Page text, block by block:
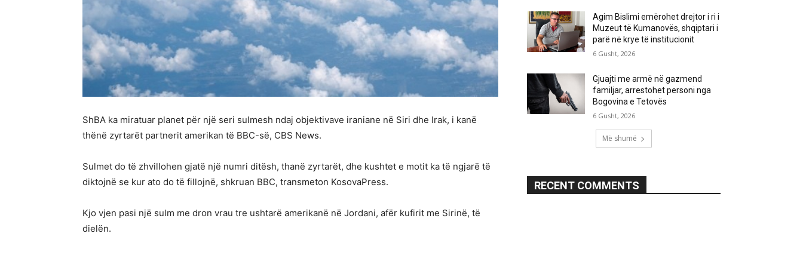
ShBA ka miratuar planet për një seri sulmesh ndaj objektivave iraniane në Siri dhe Irak, i kanë
thënë zyrtarët partnerit amerikan të BBC-së, CBS News.
Sulmet do të zhvillohen gjatë një numri ditësh, thanë zyrtarët, dhe kushtet e motit ka të ngjarë të
diktojnë se kur ato do të fillojnë, shkruan BBC, transmeton KosovaPress.
Kjo vjen pasi një sulm me dron vrau tre ushtarë amerikanë në Jordani, afër kufirit me Sirinë, të
dielën.
Agim Bislimi emërohet drejtor i ri i
Muzeut të Kumanovës, shqiptari i
parë në krye të institucionit
6 Gusht, 2026
Gjuajti me armë në gazmend
familjar, arrestohet personi nga
Bogovina e Tetovës
6 Gusht, 2026
Më shumë
RECENT COMMENTS